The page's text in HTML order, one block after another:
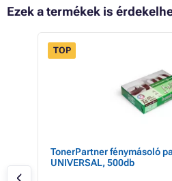
Ezek a termékek is
TOP
TonerPartner fénymásoló
UNIVERSAL, 500db